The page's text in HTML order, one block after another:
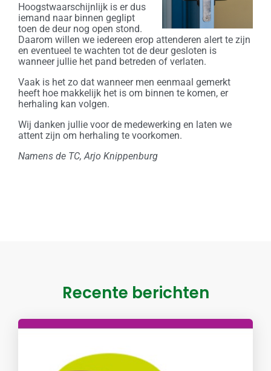
Hoogstwaarschijnlijk is er dus
iemand naar binnen geglipt
toen de deur nog open stond.
Daarom willen we iedereen erop attenderen alert te zijn
en eventueel te wachten tot de deur gesloten is
wanneer jullie het pand betreden of verlaten.
Vaak is het zo dat wanneer men eenmaal gemerkt
heeft hoe makkelijk het is om binnen te komen, er
herhaling kan volgen.
Wij danken jullie voor de medewerking en laten we
attent zijn om herhaling te voorkomen.
Namens de TC, Arjo Knippenburg
Recente berichten